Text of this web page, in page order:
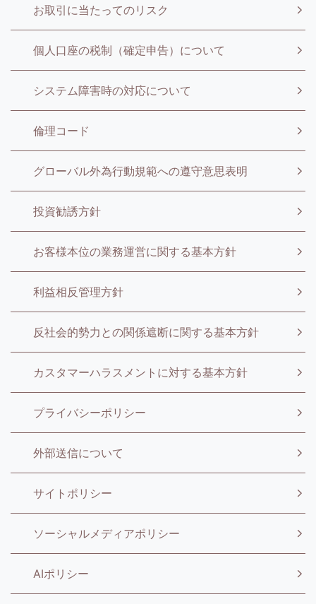
お取引に当たってのリスク
個人口座の税制（確定申告）について
システム障害時の対応について
倫理コード
グローバル外為行動規範への遵守意思表明
投資勧誘方針
お客様本位の業務運営に関する基本方針
利益相反管理方針
反社会的勢力との関係遮断に関する基本方針
カスタマーハラスメントに対する基本方針
プライバシーポリシー
外部送信について
サイトポリシー
ソーシャルメディアポリシー
AIポリシー